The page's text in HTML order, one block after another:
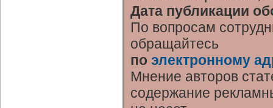
Дата публикации
По вопросам
обращайтесь
по электронному
Мнение авторов
содержание